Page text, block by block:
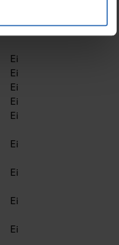
Ei
Ei
Ei
Ei
Ei
Ei
Ei
Ei
Ei
Ei